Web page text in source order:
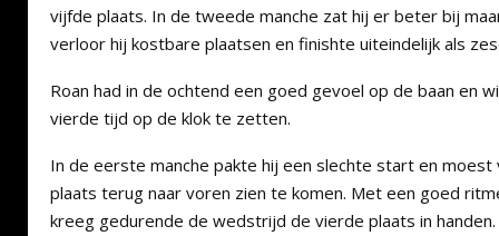
vijfde plaats. In de tweede manche zat hij er beter bij
verloor hij kostbare plaatsen en finishte uiteindelijk als
Roan had in de ochtend een goed gevoel op de baan en
vierde tijd op de klok te zetten.
In de eerste manche pakte hij een slechte start en
plaats terug naar voren zien te komen. Met een goed
kreeg gedurende de wedstrijd de vierde plaats in